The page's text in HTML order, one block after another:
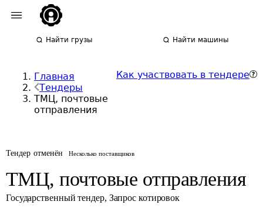
Найти грузы Найти машины
Главная
Тендеры
ТМЦ, почтовые
отправления
Как участвовать в тендере
Тендер отменён Несколько поставщиков
ТМЦ, почтовые отправления
Государственный тендер, Запрос котировок